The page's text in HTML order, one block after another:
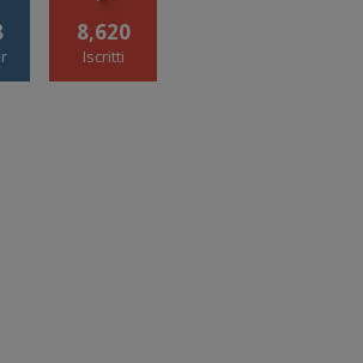
8,620
Iscritti